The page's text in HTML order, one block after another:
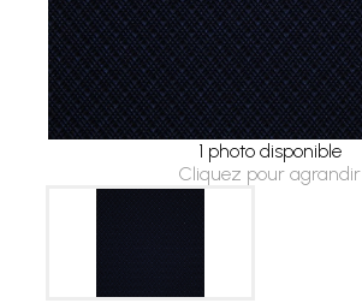
1 photo disponible
Cliquez pour agrandir